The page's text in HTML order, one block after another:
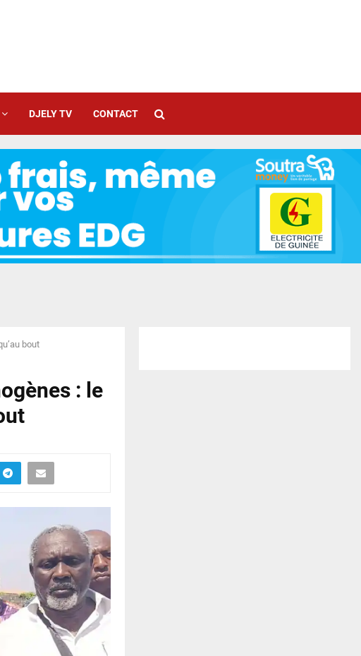
DJELY TV CONTACT
bout
: le